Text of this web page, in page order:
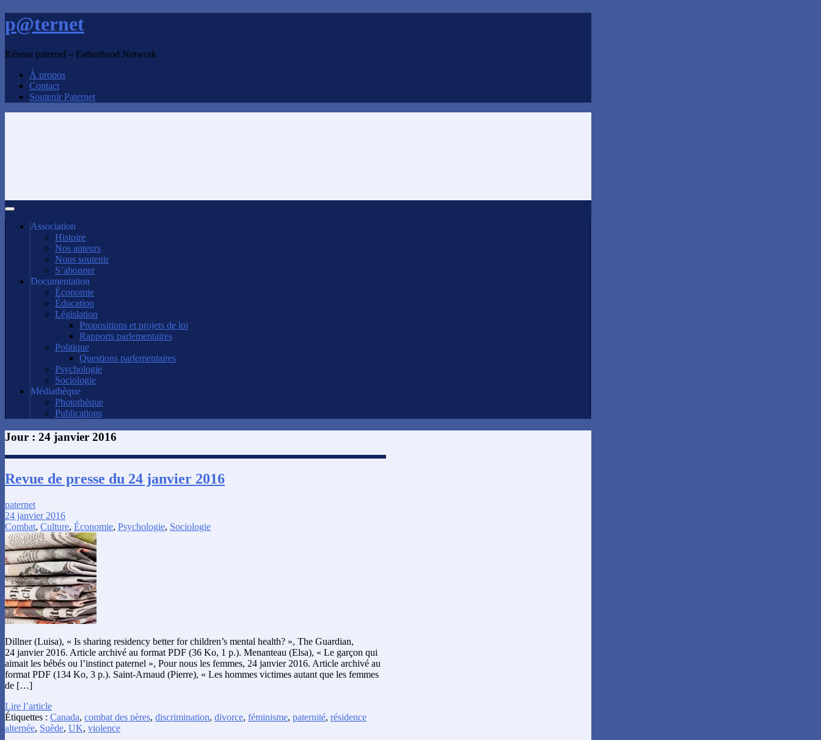
p@ternet
Réseau paternel – Fatherhood Network
À propos
Contact
Soutenir Paternet
Association
Histoire
Nos auteurs
Nous soutenir
S’abonner
Documentation
Économie
Éducation
Législation
Propositions et projets de loi
Rapports parlementaires
Politique
Questions parlementaires
Psychologie
Sociologie
Médiathèque
Photothèque
Publications
Jour : 24 janvier 2016
Revue de presse du 24 janvier 2016
paternet
24 janvier 2016
Combat, Culture, Économie, Psychologie, Sociologie
Dillner (Luisa), « Is sharing residency better for children’s mental health? », The Guardian,
24 janvier 2016. Article archivé au format PDF (36 Ko, 1 p.). Menanteau (Elsa), « Le garçon qui
aimait les bébés ou l’instinct paternel », Pour nous les femmes, 24 janvier 2016. Article archivé au
format PDF (134 Ko, 3 p.). Saint-Arnaud (Pierre), « Les hommes victimes autant que les femmes
de […]
Lire l’article
Étiquettes : Canada, combat des pères, discrimination, divorce, féminisme, paternité, résidence
alternée, Suède, UK, violence